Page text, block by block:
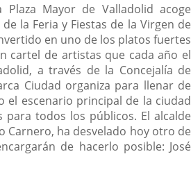
Mayor de Valladolid acoge
la Feria y Fiestas de la Virgen de
en uno de los platos fuertes
cartel de artistas que cada año el
a través de la Concejalía de
Ciudad organiza para llenar de
el escenario principal de la ciudad
para todos los públicos. El alcalde
Carnero, ha desvelado hoy otro de
de hacerlo posible: José